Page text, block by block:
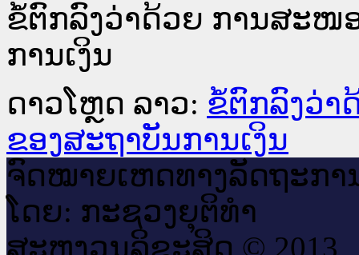
ຂໍ້​ຕົກ​ລົງວ່າ​ດ້ວຍ ການ​ສະ​ໜ
ການ​ເງິນ
ດາວໂຫຼດ ລາວ: ຂໍ້​ຕົກ​ລົງວ່າ​
ຂອງ​ສະ​ຖາ​ບັນ​ການ​ເງິນ
ຈົດ​ໝາຍ​ເຫດ​ທາງ​ລັດ​ຖະ​ກາ
ໂດຍ: ກະ​ຊວງຍຸ​ຕິ​ທຳ
ສະ​ຫງວນ​ລິ​ຂະ​ສິດ © 2013